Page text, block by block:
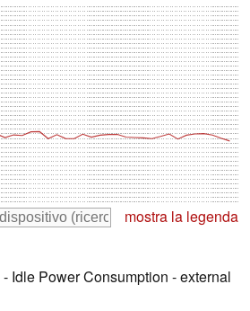
mostra la legenda
- Idle Power Consumption - external